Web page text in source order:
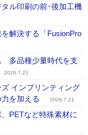
ル印刷の前･後加工機
解決する「FusionPro
多品種少量時代を支
2026.7.21
インプリンティング
を加える
2026.7.21
PETなど特殊素材に